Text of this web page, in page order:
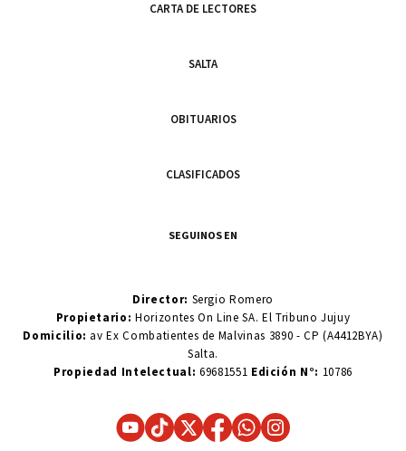
CARTA DE LECTORES
SALTA
OBITUARIOS
CLASIFICADOS
SEGUINOS EN
Director: Sergio Romero
Propietario:Horizontes On Line SA. El Tribuno Jujuy
Domicilio: av Ex Combatientes de Malvinas 3890 - CP (A4412BYA)
Salta.
Propiedad Intelectual: 69681551 Edición N°: 10786